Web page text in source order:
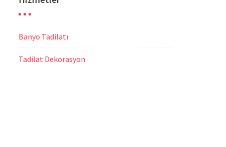
Banyo Tadilatı
Tadilat Dekorasyon